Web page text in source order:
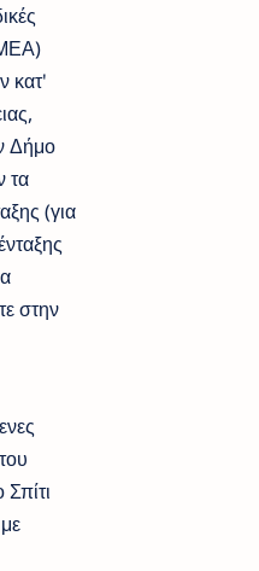
κατ'
Δήμο
τα
(για
στην